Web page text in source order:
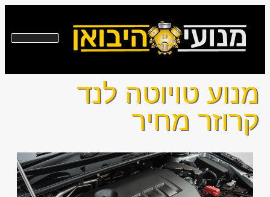
מנוע טויוטה לנד
קרוזר מחיר